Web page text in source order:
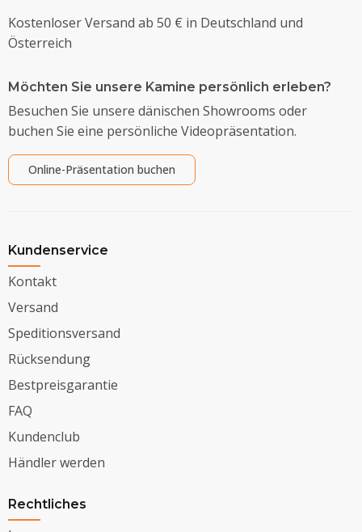
Kostenloser Versand ab 50 € in Deutschland und
Österreich
Möchten Sie unsere Kamine persönlich erleben?
Besuchen Sie unsere dänischen Showrooms oder
buchen Sie eine persönliche Videopräsentation.
Online-Präsentation buchen
Kundenservice
Kontakt
Versand
Speditionsversand
Rücksendung
Bestpreisgarantie
FAQ
Kundenclub
Händler werden
Rechtliches